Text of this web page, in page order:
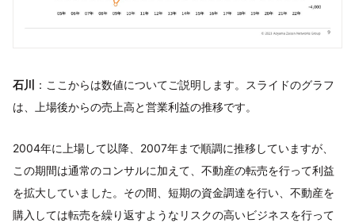
石川
：ここからは数値についてご説明します。スライドのグラフ
は、上場後からの売上高と営業利益の推移です。
2004年に上場して以降、2007年まで順調に推移していますが、
この期間は通常のコンサルに加えて、不動産の転売を行って利益
を拡大していました。その間、短期の資金調達を行い、不動産を
購入しては転売を繰り返すようなリスクの高いビジネスを行って